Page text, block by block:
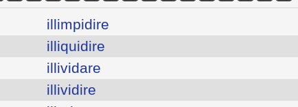
illimpidire
illiquidire
illividare
illividire